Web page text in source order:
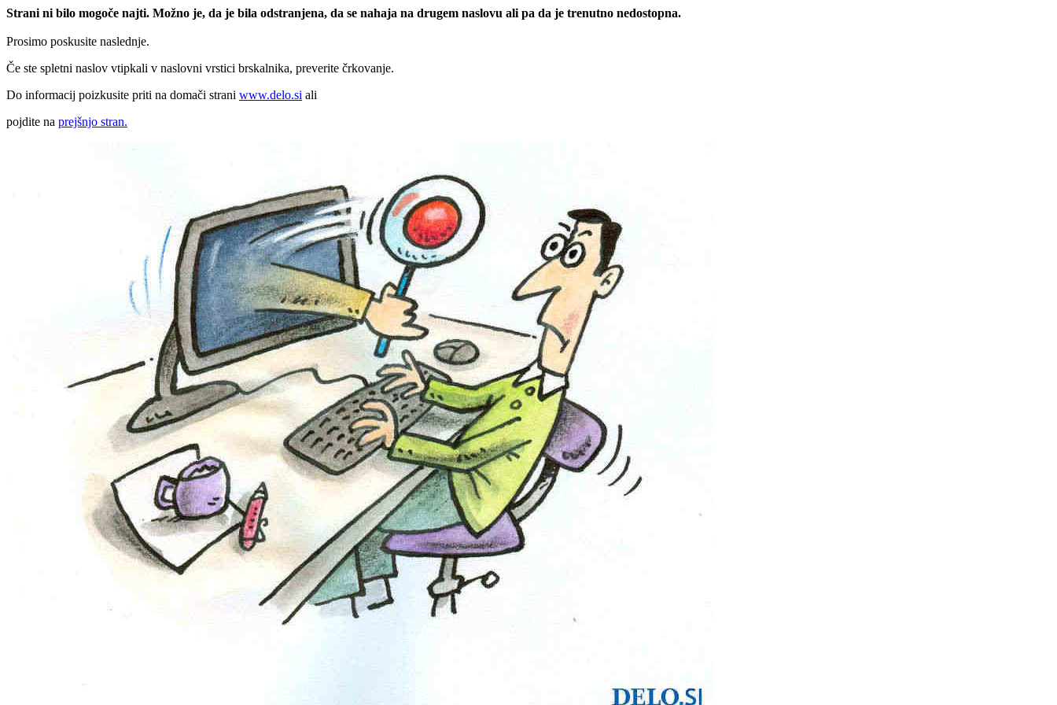
Strani ni bilo mogoče najti. Možno je, da je bila odstranjena, da se nahaja na drugem naslovu ali pa da je trenutno nedostopna.
Prosimo poskusite naslednje.
Če ste spletni naslov vtipkali v naslovni vrstici brskalnika, preverite črkovanje.
Do informacij poizkusite priti na domači strani www.delo.si ali
pojdite na prejšnjo stran.